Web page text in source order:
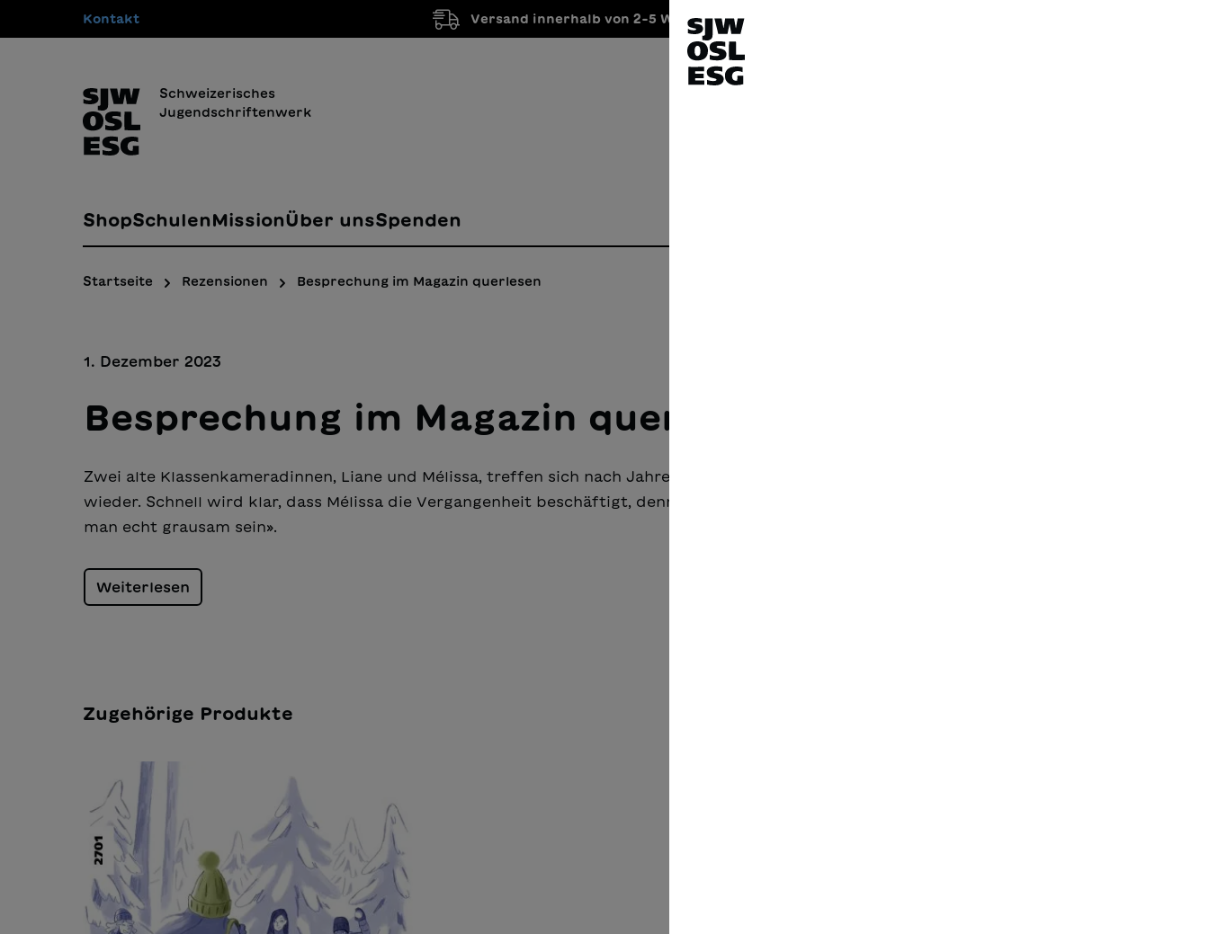
Zur Hauptnavigation springen
Kontakt Versand innerhalb von 2-5 Werktagen
Schweizerisches
Jugendschriftenwerk
ShopSchulen MissionÜber unsSpenden
Startseite Rezensionen Besprechung im Magazin querlesen
1. Dezember 2023
Besprechung im Magazin querlesen
Zwei alte Klassenkameradinnen, Liane und Mélissa, treffen sich nach Jahren zufällig in einem Café
wieder. Schnell wird klar, dass Mélissa die Vergangenheit beschäftigt, denn als Jugendliche «kann
man echt grausam sein».
Weiterlesen
Zugehörige Produkte